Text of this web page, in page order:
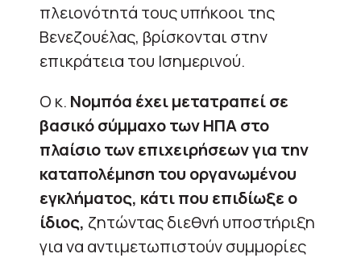
πλειονότητά τους υπήκοοι της
Βενεζουέλας, βρίσκονται στην
επικράτεια του Ισημερινού.
Ο κ. Νομπόα έχει μετατραπεί σε
βασικό σύμμαχο των ΗΠΑ στο
πλαίσιο των επιχειρήσεων για την
καταπολέμηση του οργανωμένου
εγκλήματος, κάτι που επιδίωξε ο
ίδιος, ζητώντας διεθνή υποστήριξη
για να αντιμετωπιστούν συμμορίες